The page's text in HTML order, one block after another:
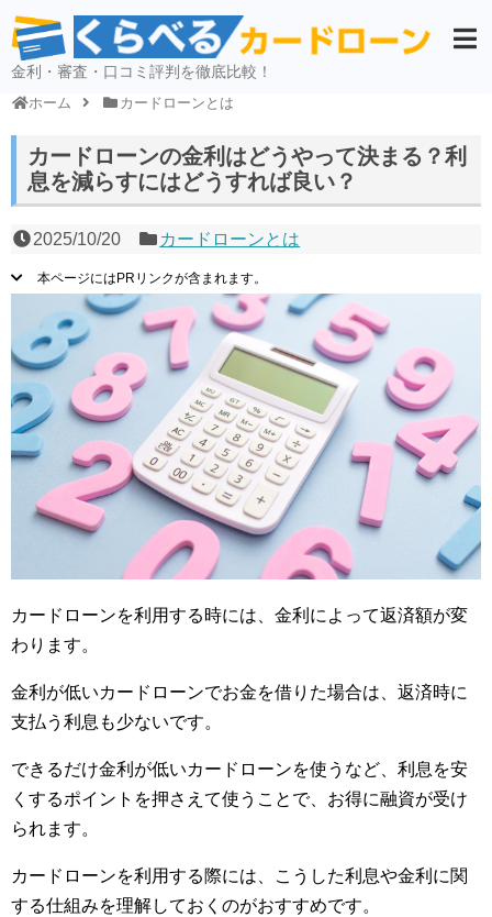
金利・審査・口コミ評判を徹底比較！
ホーム カードローンとは
カードローンの金利はどうやって決まる？利
息を減らすにはどうすれば良い？
2025/10/20 カードローンとは
本ページにはPRリンクが含まれます。
カードローンを利用する時には、金利によって返済額が変
わります。
金利が低いカードローンでお金を借りた場合は、返済時に
支払う利息も少ないです。
できるだけ金利が低いカードローンを使うなど、利息を安
くするポイントを押さえて使うことで、お得に融資が受け
られます。
カードローンを利用する際には、こうした利息や金利に関
する仕組みを理解しておくのがおすすめです。